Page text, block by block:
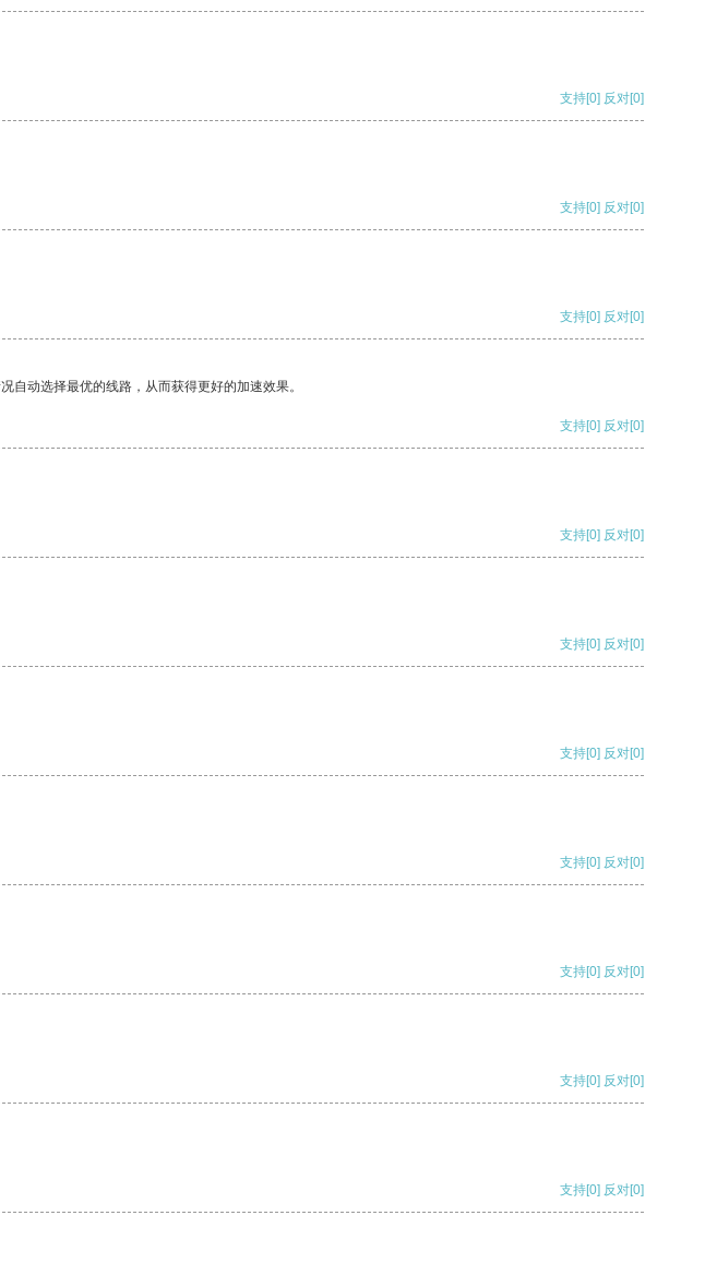
支持[0] 反对[0]
支持[0] 反对[0]
支持[0] 反对[0]
动选择最优的线路，从而获得更好的加速效果。
支持[0] 反对[0]
支持[0] 反对[0]
支持[0] 反对[0]
支持[0] 反对[0]
支持[0] 反对[0]
支持[0] 反对[0]
支持[0] 反对[0]
支持[0] 反对[0]